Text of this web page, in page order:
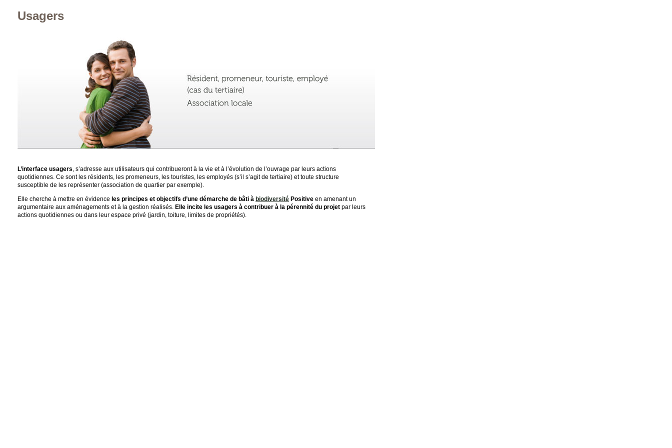
Usagers
L’interface usagers, s’adresse aux utilisateurs qui contribueront à la vie et à l’évolution de l’ouvrage par leurs actions
quotidiennes. Ce sont les résidents, les promeneurs, les touristes, les employés (s’il s’agit de tertiaire) et toute structure
susceptible de les représenter (association de quartier par exemple).
Elle cherche à mettre en évidence les principes et objectifs d’une démarche de bâti à biodiversité Positive en amenant un
argumentaire aux aménagements et à la gestion réalisés. Elle incite les usagers à contribuer à la pérennité du projet par leurs
actions quotidiennes ou dans leur espace privé (jardin, toiture, limites de propriétés).